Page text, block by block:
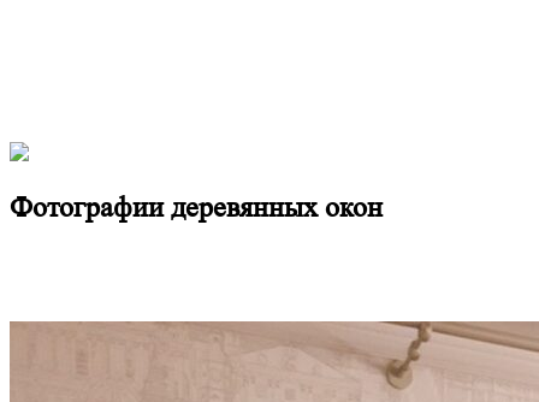
Фотографии деревянных окон